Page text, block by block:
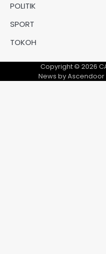
POLITIK
SPORT
TOKOH
Copyright © 2026
News byAscendoor